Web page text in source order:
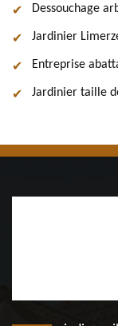
Dessouchage
Jardinier
Entreprise
Jardinier taille